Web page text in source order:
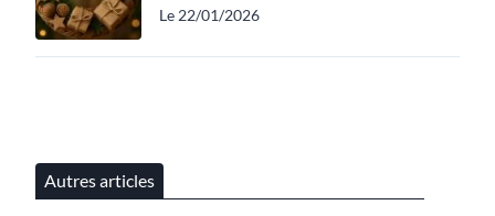
Le 22/01/2026
Autres articles